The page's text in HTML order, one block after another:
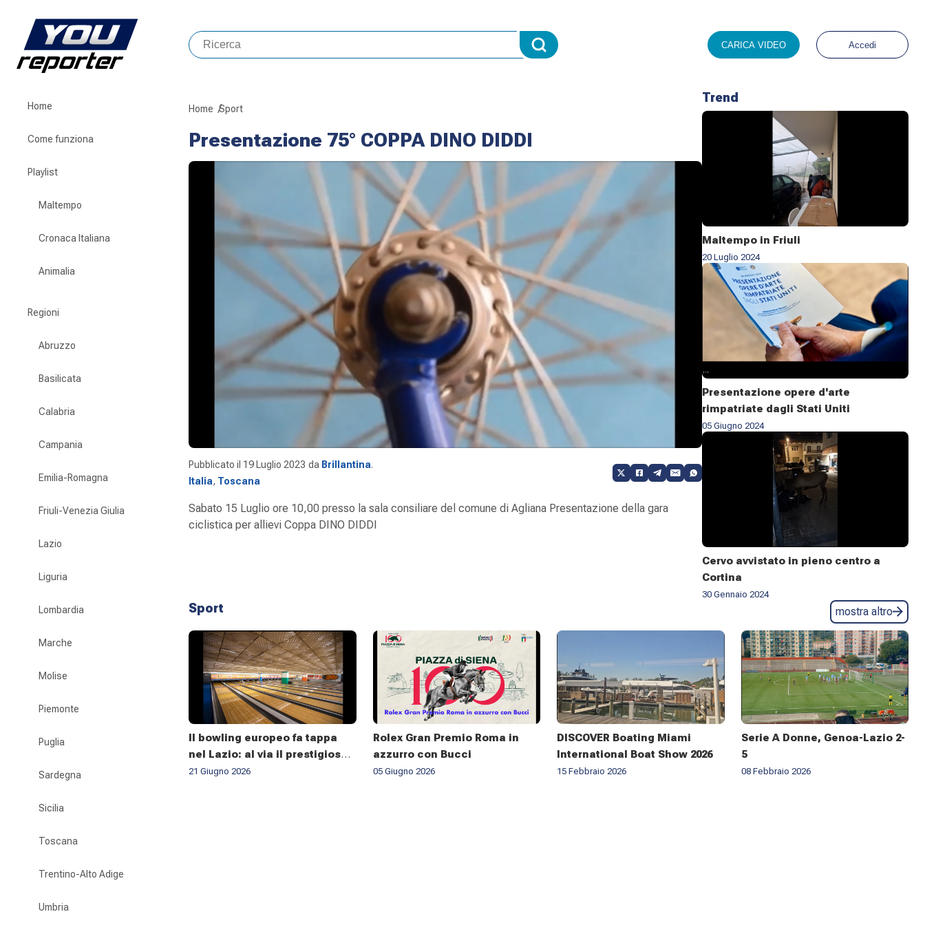
CARICA VIDEO Accedi
Home
Come funziona
Playlist
Maltempo
Cronaca Italiana
Animalia
Regioni
Abruzzo
Basilicata
Calabria
Campania
Emilia-Romagna
Friuli-Venezia Giulia
Lazio
Liguria
Lombardia
Marche
Molise
Piemonte
Puglia
Sardegna
Sicilia
Toscana
Trentino-Alto Adige
Umbria
Home Sport
Presentazione 75° COPPA DINO DIDDI
Pubblicato il 19 Luglio 2023 da Brillantina.
Italia, Toscana
Sabato 15 Luglio ore 10,00 presso la sala consiliare del comune di Agliana Presentazione della gara
ciclistica per allievi Coppa DINO DIDDI
Trend
Maltempo in Friuli
20 Luglio 2024
Presentazione opere d'arte
rimpatriate dagli Stati Uniti
05 Giugno 2024
Cervo avvistato in pieno centro a
Cortina
30 Gennaio 2024
Sport mostra altro
Il bowling europeo fa tappa
nel Lazio: al via il prestigioso
campionato ESBC 2026
21 Giugno 2026
Rolex Gran Premio Roma in
azzurro con Bucci
05 Giugno 2026
DISCOVER Boating Miami
International Boat Show 2026
15 Febbraio 2026
Serie A Donne, Genoa-Lazio 2-
5
08 Febbraio 2026